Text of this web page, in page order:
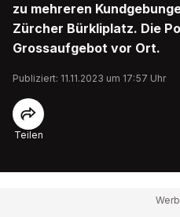
zu mehreren
Zürcher Bürkliplatz. Die
Grossaufgebot vor Ort.
Publiziert: 11.11.2023 um 17:57 Uhr
Teilen